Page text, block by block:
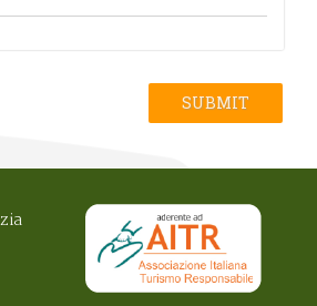
SUBMIT